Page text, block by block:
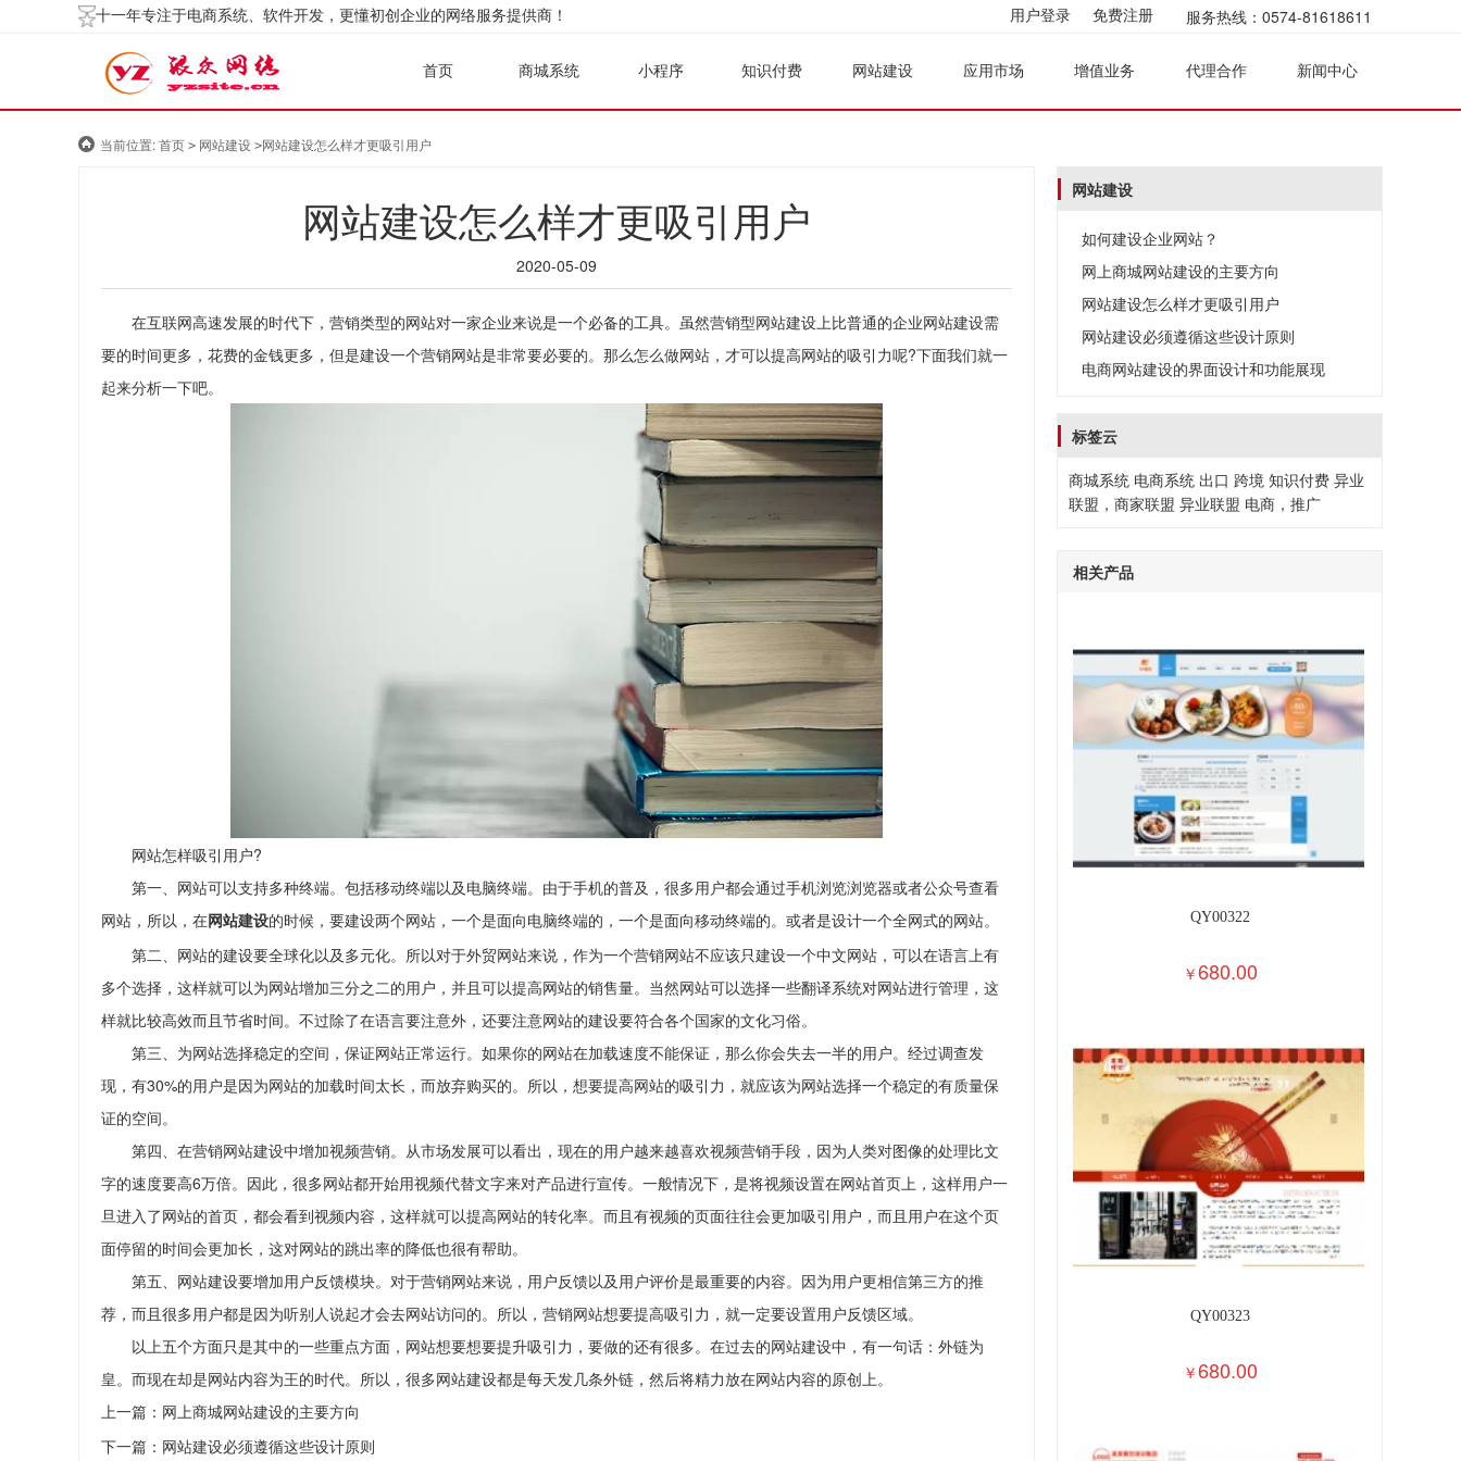
十一年专注于电商系统、软件开发，更懂初创企业的网络服务提供商！ 服务热线：0574-81618611
免费注册
用户登录
首页 商城系统 小程序 知识付费 网站建设 应用市场 增值业务 代理合作 新闻中心
当前位置: 首页 > 网站建设 >网站建设怎么样才更吸引用户
网站建设
如何建设企业网站？
网上商城网站建设的主要方向
网站建设怎么样才更吸引用户
网站建设必须遵循这些设计原则
电商网站建设的界面设计和功能展现
标签云
商城系统 电商系统 出口 跨境 知识付费 异业
联盟，商家联盟 异业联盟 电商，推广
相关产品
QY00322
￥680.00
QY00323
￥680.00
网站建设怎么样才更吸引用户
2020-05-09
在互联网高速发展的时代下，营销类型的网站对一家企业来说是一个必备的工具。虽然营销型网站建设上比普通的企业网站建设需
要的时间更多，花费的金钱更多，但是建设一个营销网站是非常要必要的。那么怎么做网站，才可以提高网站的吸引力呢?下面我们就一
起来分析一下吧。
网站怎样吸引用户?
第一、网站可以支持多种终端。包括移动终端以及电脑终端。由于手机的普及，很多用户都会通过手机浏览浏览器或者公众号查看
网站，所以，在网站建设的时候，要建设两个网站，一个是面向电脑终端的，一个是面向移动终端的。或者是设计一个全网式的网站。
第二、网站的建设要全球化以及多元化。所以对于外贸网站来说，作为一个营销网站不应该只建设一个中文网站，可以在语言上有
多个选择，这样就可以为网站增加三分之二的用户，并且可以提高网站的销售量。当然网站可以选择一些翻译系统对网站进行管理，这
样就比较高效而且节省时间。不过除了在语言要注意外，还要注意网站的建设要符合各个国家的文化习俗。
第三、为网站选择稳定的空间，保证网站正常运行。如果你的网站在加载速度不能保证，那么你会失去一半的用户。经过调查发
现，有30%的用户是因为网站的加载时间太长，而放弃购买的。所以，想要提高网站的吸引力，就应该为网站选择一个稳定的有质量保
证的空间。
第四、在营销网站建设中增加视频营销。从市场发展可以看出，现在的用户越来越喜欢视频营销手段，因为人类对图像的处理比文
字的速度要高6万倍。因此，很多网站都开始用视频代替文字来对产品进行宣传。一般情况下，是将视频设置在网站首页上，这样用户一
旦进入了网站的首页，都会看到视频内容，这样就可以提高网站的转化率。而且有视频的页面往往会更加吸引用户，而且用户在这个页
面停留的时间会更加长，这对网站的跳出率的降低也很有帮助。
第五、网站建设要增加用户反馈模块。对于营销网站来说，用户反馈以及用户评价是最重要的内容。因为用户更相信第三方的推
荐，而且很多用户都是因为听别人说起才会去网站访问的。所以，营销网站想要提高吸引力，就一定要设置用户反馈区域。
以上五个方面只是其中的一些重点方面，网站想要想要提升吸引力，要做的还有很多。在过去的网站建设中，有一句话：外链为
皇。而现在却是网站内容为王的时代。所以，很多网站建设都是每天发几条外链，然后将精力放在网站内容的原创上。
上一篇： 网上商城网站建设的主要方向
下一篇： 网站建设必须遵循这些设计原则